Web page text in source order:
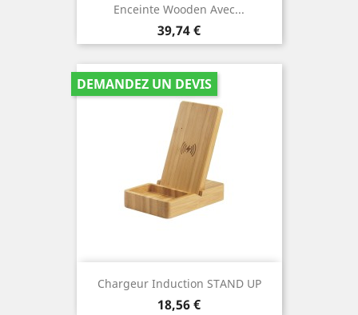
Enceinte Wooden Avec...
Prix
39,74 €
Chargeur Induction STAND UP
Prix
18,56 €
DEMANDEZ UN DEVIS